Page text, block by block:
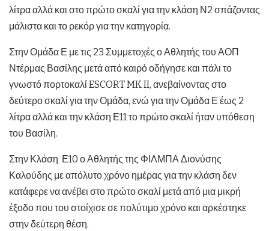
λίτρα αλλά και στο πρώτο σκαλί για την κλάση Ν2 σπάζοντας
μάλιστα και το ρεκόρ για την κατηγορία.
Στην Ομάδα Ε με τις 23 Συμμετοχές ο Αθλητής του ΑΟΠ
Ντέρμας Βασίλης μετά από καιρό οδήγησε και πάλι το
γνωστό πορτοκαλί ESCORT MK II, ανεβαίνοντας στο
δεύτερο σκαλί για την Ομάδα, ενώ για την Ομάδα Ε έως 2
λίτρα αλλά και την κλάση Ε11 το πρώτο σκαλί ήταν υπόθεση
του Βασίλη.
Στην Κλάση Ε10 ο Αθλητής της ΦΙΛΜΠΑ Διονύσης
Καλούδης με απόλυτο χρόνο ημέρας για την κλάση δεν
κατάφερε να ανέβει στο πρώτο σκαλί μετά από μια μικρή
έξοδο που του στοίχισε σε πολύτιμο χρόνο και αρκέστηκε
στην δεύτερη θέση.